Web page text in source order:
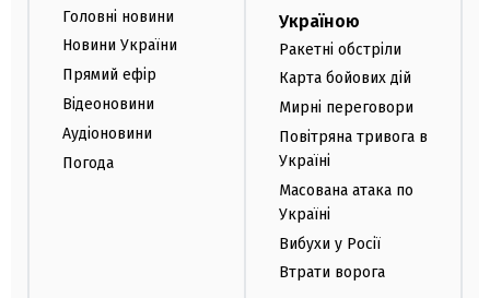
Головні новини
Новини України
Прямий ефір
Відеоновини
Аудіоновини
Погода
Україною
Ракетні обстріли
Карта бойових дій
Мирні переговори
Повітряна тривога в
Україні
Масована атака по
Україні
Вибухи у Росії
Втрати ворога